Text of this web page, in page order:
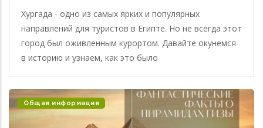
Хургада - одно из самых ярких и популярных
направлений для туристов в Египте. Но не всегда этот
город был оживленным курортом. Давайте окунемся
в историю и узнаем, как это было
Общая информация